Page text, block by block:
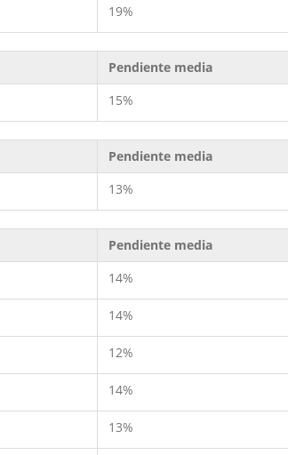
19%
Pendiente media
15%
Pendiente media
13%
Pendiente media
14%
14%
12%
14%
13%